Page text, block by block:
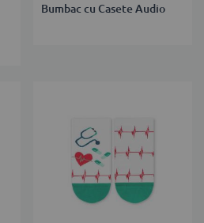
Bumbac cu Casete Audio